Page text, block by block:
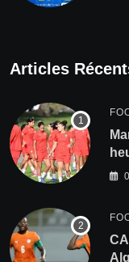
Articles